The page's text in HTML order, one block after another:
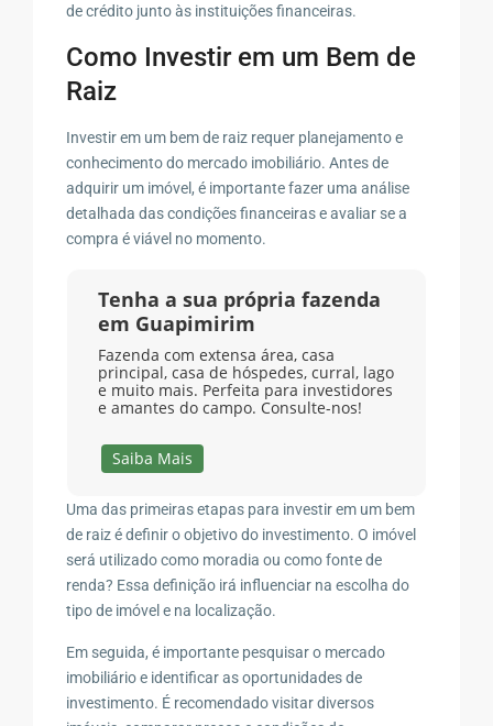
de crédito junto às instituições financeiras.
Como Investir em um Bem de
Raiz
Investir em um bem de raiz requer planejamento e
conhecimento do mercado imobiliário. Antes de
adquirir um imóvel, é importante fazer uma análise
detalhada das condições financeiras e avaliar se a
compra é viável no momento.
Tenha a sua própria fazenda
em Guapimirim
Fazenda com extensa área, casa
principal, casa de hóspedes, curral, lago
e muito mais. Perfeita para investidores
e amantes do campo. Consulte-nos!
Saiba Mais
Uma das primeiras etapas para investir em um bem
de raiz é definir o objetivo do investimento. O imóvel
será utilizado como moradia ou como fonte de
renda? Essa definição irá influenciar na escolha do
tipo de imóvel e na localização.
Em seguida, é importante pesquisar o mercado
imobiliário e identificar as oportunidades de
investimento. É recomendado visitar diversos